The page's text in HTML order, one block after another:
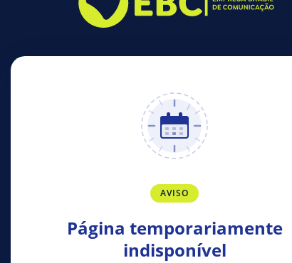
AVISO
Página temporariamente
indisponível